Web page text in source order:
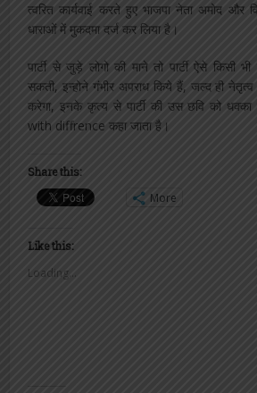
त्वरित कार्यवाई करते हुए भाजपा नेता अमोद और
धाराओं में मुकदमा दर्ज कर लिया है।
पार्टी से जुड़े लोगो की माने तो पार्टी ऐसे किसी
सकती, इन्होने गंभीर अपराध किये हैं, जल्द ही नेतृत्व
करेगा, इनके कृत्य से पार्टी की उस छवि को
with diffrence कहा जाता है।
Share this:
More
Like this:
Loading...